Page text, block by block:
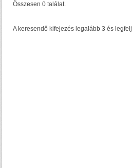
Összesen 0 találat.
A keresendő kifejezés legalább 3 és